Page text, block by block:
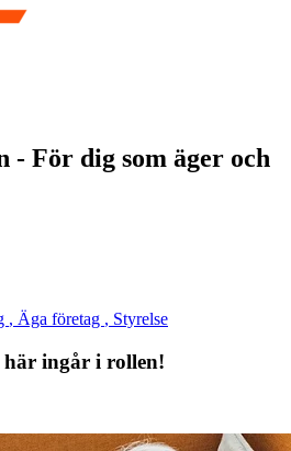
- För dig som äger och
, Äga företag , Styrelse
här ingår i rollen!